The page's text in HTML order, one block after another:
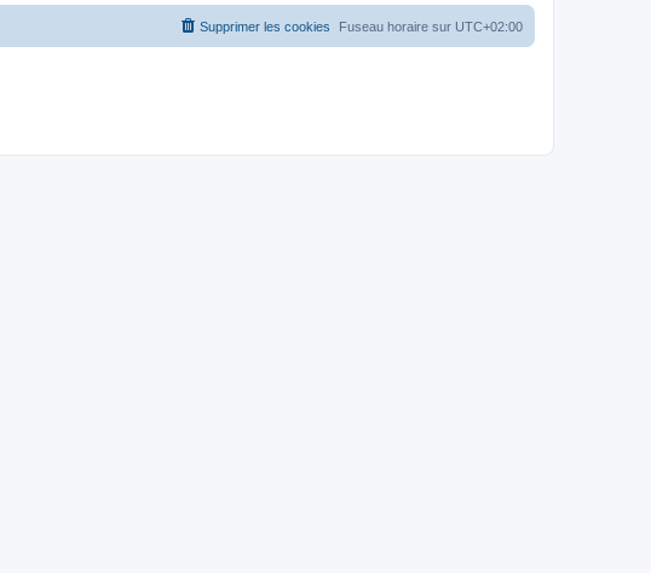
Fuseau horaire sur UTC+02:00
Supprimer les cookies